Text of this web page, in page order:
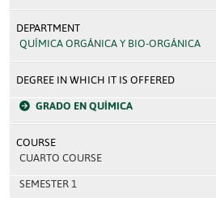
DEPARTMENT
QUÍMICA ORGÁNICA Y BIO-ORGÁNICA
DEGREE IN WHICH IT IS OFFERED
GRADO EN QUÍMICA
COURSE
CUARTO COURSE
SEMESTER 1